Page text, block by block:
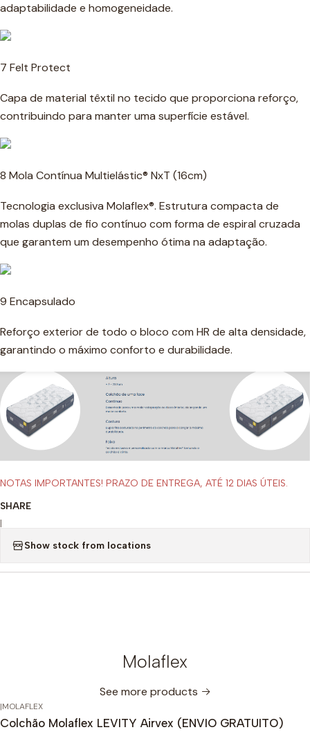
adaptabilidade e homogeneidade.
7 Felt Protect
Capa de material têxtil no tecido que proporciona reforço,
contribuindo para manter uma superfície estável.
8 Mola Contínua Multielástic® NxT (16cm)
Tecnologia exclusiva Molaflex®. Estrutura compacta de
molas duplas de fio contínuo com forma de espiral cruzada
que garantem um desempenho ótima na adaptação.
9 Encapsulado
Reforço exterior de todo o bloco com HR de alta densidade,
garantindo o máximo conforto e durabilidade.
NOTAS IMPORTANTES! PRAZO DE ENTREGA, ATÉ 12 DIAS ÚTEIS.
SHARE
|
Show stock from locations
Molaflex
See more products
-55% OFF
|MOLAFLEX
Colchão Molaflex LEVITY Airvex (ENVIO GRATUITO)